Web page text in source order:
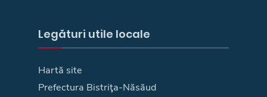
Legături utile locale
Hartă site
Prefectura Bistriţa-Năsăud